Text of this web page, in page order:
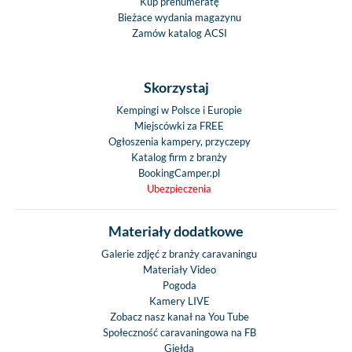
Bieżace wydania magazynu
Zamów katalog ACSI
Skorzystaj
Kempingi w Polsce i Europie
Miejscówki za FREE
Ogłoszenia kampery, przyczepy
Katalog firm z branży
BookingCamper.pl
Ubezpieczenia
Materiały dodatkowe
Galerie zdjęć z branży caravaningu
Materiały Video
Pogoda
Kamery LIVE
Zobacz nasz kanał na You Tube
Społeczność caravaningowa na FB
Giełda